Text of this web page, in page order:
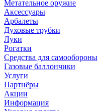
Метательное оружие
Аксессуары
Арбалеты
Духовые трубки
Луки
Рогатки
Средства для самообороны
Газовые баллончики
Услуги
Партнёры
Акции
Информация